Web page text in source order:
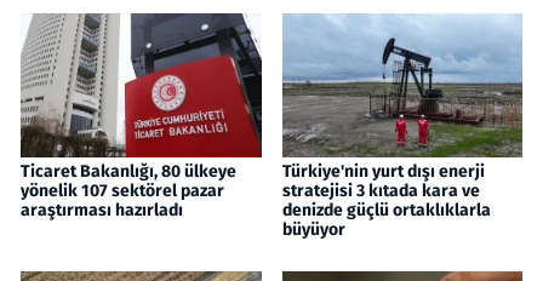
Ticaret Bakanlığı, 80 ülkeye
yönelik 107 sektörel pazar
araştırması hazırladı
Türkiye'nin yurt dışı enerji
stratejisi 3 kıtada kara ve
denizde güçlü ortaklıklarla
büyüyor